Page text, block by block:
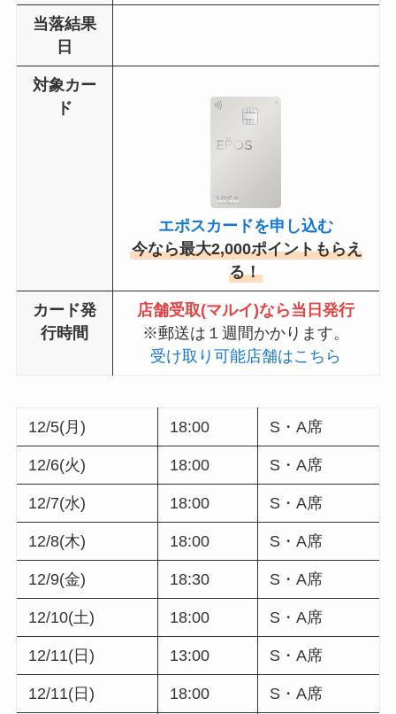
当落結果
日
対象カー
ド
エポスカードを申し込む
今なら最大2,000ポイントもらえ
る！
カード発
行時間
店舗受取(マルイ)なら当日発行
※郵送は１週間かかります。
受け取り可能店舗はこちら
12/5(月) 18:00 S・A席
12/6(火) 18:00 S・A席
12/7(水) 18:00 S・A席
12/8(木) 18:00 S・A席
12/9(金) 18:30 S・A席
12/10(土) 18:00 S・A席
12/11(日) 13:00 S・A席
12/11(日) 18:00 S・A席